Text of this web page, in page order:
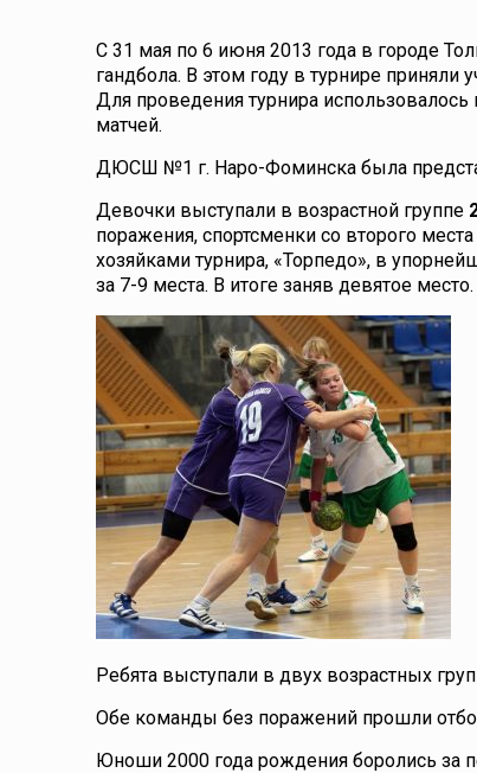
С 31 мая по 6 июня 2013 года в городе
гандбола. В этом году в турнире приняли
Для проведения турнира
матчей.
ДЮСШ №1 г. Наро-Фоминска была
Девочки выступали в возрастной группе
поражения, спортсменки со второго
хозяйками турнира, «Торпедо», в
за 7-9 места. В итоге заняв девятое место.
Ребята выступали в двух возрастных
Обе команды без поражений прошли
Юноши 2000 года рождения боролись за